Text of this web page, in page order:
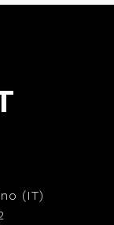
(IT)